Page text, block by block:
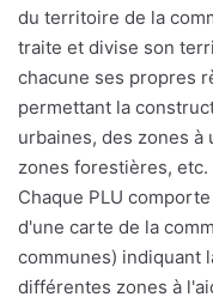
du territoire de la
traite et divise son
chacune ses propres
permettant la
urbaines, des zones à
zones forestières, etc.
Chaque PLU
d'une carte de la
communes) indiquant
différentes zones à